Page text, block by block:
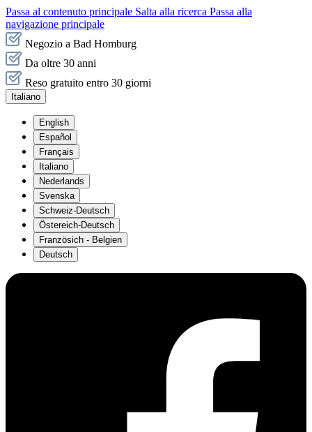
Passa al contenuto principale Salta alla ricerca Passa alla
navigazione principale
Negozio a Bad Homburg
Da oltre 30 anni
Reso gratuito entro 30 giorni
Italiano
English
Español
Français
Italiano
Nederlands
Svenska
Schweiz-Deutsch
Östereich-Deutsch
Französich - Belgien
Deutsch